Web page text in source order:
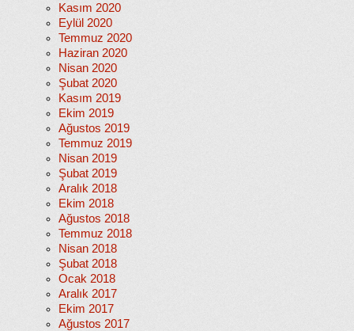
Kasım 2020
Eylül 2020
Temmuz 2020
Haziran 2020
Nisan 2020
Şubat 2020
Kasım 2019
Ekim 2019
Ağustos 2019
Temmuz 2019
Nisan 2019
Şubat 2019
Aralık 2018
Ekim 2018
Ağustos 2018
Temmuz 2018
Nisan 2018
Şubat 2018
Ocak 2018
Aralık 2017
Ekim 2017
Ağustos 2017